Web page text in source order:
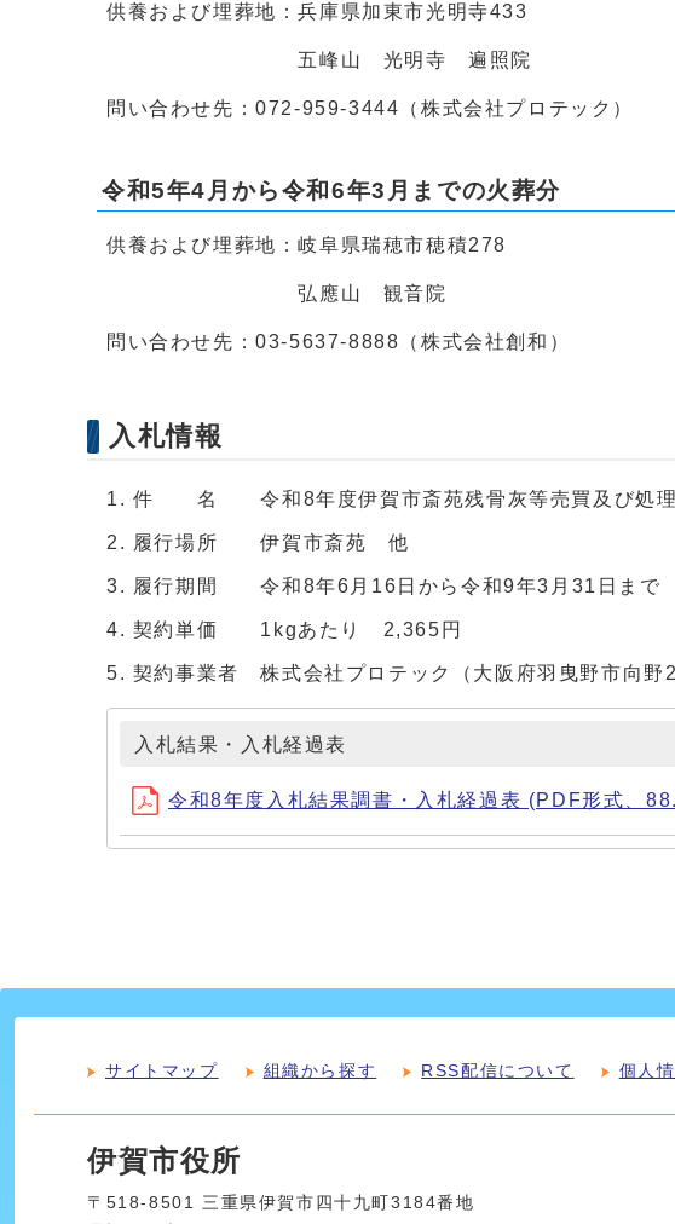
供養および埋葬地：兵庫県加東市光明寺433
五峰山 光明寺 遍照院
問い合わせ先：072-959-3444（株式会社プロテック）
令和5年4月から令和6年3月までの火葬分
供養および埋葬地：岐阜県瑞穂市穂積278
弘應山 観音院
問い合わせ先：03-5637-8888（株式会社創和）
入札情報
件 名 令和8年度伊賀市斎苑残骨灰等売買及び処理
履行場所 伊賀市斎苑 他
履行期間 令和8年6月16日から令和9年3月31日まで
契約単価 1kgあたり 2,365円
契約事業者 株式会社プロテック（大阪府羽曳野市向野
入札結果・入札経過表
令和8年度入札結果調書・入札経過表 (PDF形式、
サイトマップ 組織から探す RSS配信について 個人
伊賀市役所
〒518-8501 三重県伊賀市四十九町3184番地